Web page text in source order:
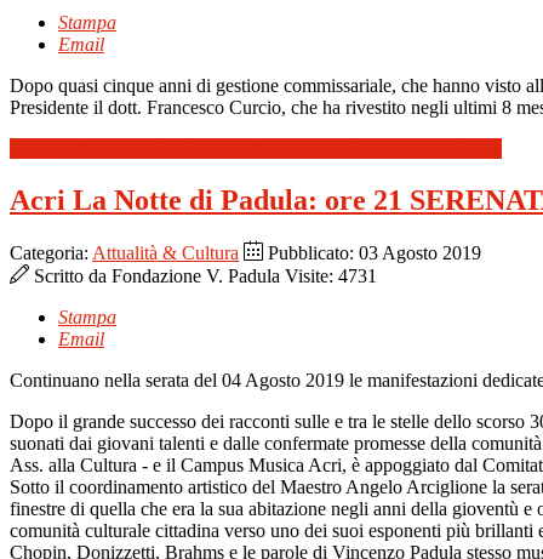
Stampa
Email
Dopo quasi cinque anni di gestione commissariale, che hanno visto
Presidente il dott. Francesco Curcio, che ha rivestito negli ultimi 8
Acri La Notte di Padula: ore 21
Categoria: Attualità & Cultura
Pubblicato: 03 Agosto 2019
Scritto da Fondazione V. Padula Visite: 4731
Stampa
Email
Continuano nella serata del 04 Agosto 2019 le manifestazioni
Dopo il grande successo dei racconti sulle e tra le stelle dello
suonati dai giovani talenti e dalle confermate promesse della
Ass. alla Cultura - e il Campus Musica Acri, è appoggiato dal
Sotto il coordinamento artistico del Maestro Angelo Arciglione la
finestre di quella che era la sua abitazione negli anni della gioventù
comunità culturale cittadina verso uno dei suoi esponenti più
Chopin, Donizzetti, Brahms e le parole di Vincenzo Padula stesso